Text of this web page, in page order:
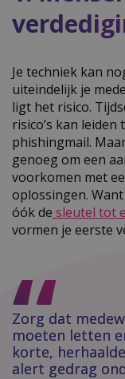
Je techniek kan
uiteindelijk je
ligt het risico.
risico’s kan
phishingmail.
genoeg om een
voorkomen met
oplossingen.
óók de sleutel tot
vormen je eerste
Zorg dat
moeten letten
korte,
alert gedrag